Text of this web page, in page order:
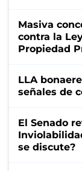
Masiva
contra la
Propiedad
LLA
señales de
El Senado
se discute?